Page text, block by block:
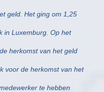
geld. Het ging om 1,25
in Luxemburg. Op het
herkomst van het geld
voor de herkomst van het
te hebben